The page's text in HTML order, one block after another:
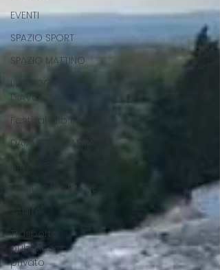
EVENTI
SPAZIO SPORT
SPAZIO MATTINO
L'AVVOCATO DEL
DIAVOLO
Festival Pub Italia
DAMMI UNA ZAMPA
NEWS MESSINA
FOOD & BEVERAGE
SANITA'
Trasporto
pubblico e
privato